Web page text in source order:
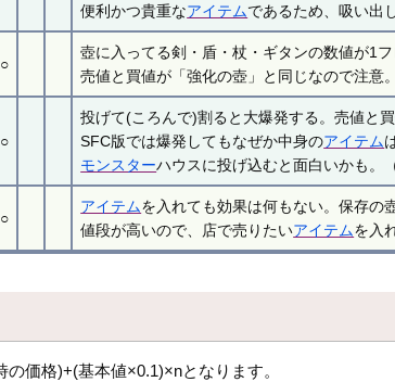
便利かつ貴重なアイテムであるため、吸い出
○
壺に入ってる剣・盾・杖・ギタンの数値が1
売値と買値が「強化の壺」と同じなので注意。
○
投げて(ころんで)割ると大爆発する。売値と
SFC版では爆発してもなぜか中身のアイテム
モンスターハウスに投げ込むと面白いかも。
○
アイテムを入れても効果は何もない。保存の
値段が高いので、店で売りたいアイテムを入
価格)+(基本値×0.1)×nとなります。